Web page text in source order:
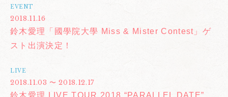
EVENT
2018.11.16
鈴木愛理「國學院大學 Miss & Mister Contest」ゲ
スト出演決定！
LIVE
2018.11.03 〜 2018.12.17
鈴木愛理 LIVE TOUR 2018 “PARALLEL DATE”